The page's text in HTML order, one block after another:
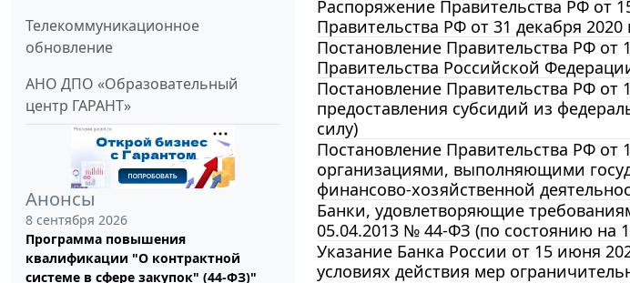
Телекоммуникационное
обновление
АНО ДПО «Образовательный
центр ГАРАНТ»
Анонсы
8 сентября 2026
Программа повышения
квалификации "О контрактной
системе в сфере закупок" (44-ФЗ)"
Распоряжение Правительства РФ от
Правительства РФ от 31 декабря 2020
Постановление Правительства РФ
Правительства Российской
Постановление Правительства РФ
предоставления субсидий из
силу)
Постановление Правительства РФ
организациями, выполняющими
финансово-хозяйственной
Банки, удовлетворяющие
05.04.2013 № 44-ФЗ (по состоянию на
Указание Банка России от 15 июня
условиях действия мер